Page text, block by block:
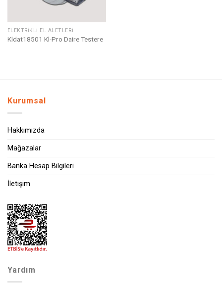
ELEKTRIKLI EL ALETLERI
Kldat18501 Kl-Pro Daire Testere
Kurumsal
Hakkımızda
Mağazalar
Banka Hesap Bilgileri
İletişim
Yardım